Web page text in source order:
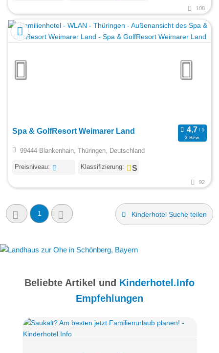
108
Spa & GolfResort Weimarer Land
3 Bew.
99444 Blankenhain, Thüringen, Deutschland
Preisniveau: Klassifizierung:
92
1 Kinderhotel Suche teilen
Beliebte Artikel und Kinderhotel.Info
Empfehlungen